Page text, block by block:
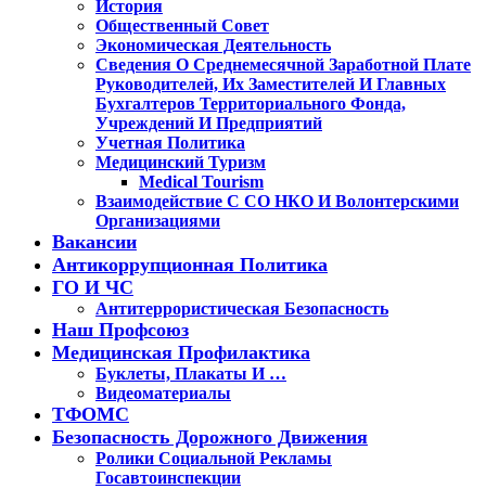
История
Общественный Совет
Экономическая Деятельность
Сведения О Среднемесячной Заработной Плате
Руководителей, Их Заместителей И Главных
Бухгалтеров Территориального Фонда,
Учреждений И Предприятий
Учетная Политика
Медицинский Туризм
Medical Tourism
Взаимодействие С СО НКО И Волонтерскими
Организациями
Вакансии
Антикоррупционная Политика
ГО И ЧС
Антитеррористическая Безопасность
Наш Профсоюз
Медицинская Профилактика
Буклеты, Плакаты И …
Видеоматериалы
ТФОМС
Безопасность Дорожного Движения
Ролики Социальной Рекламы
Госавтоинспекции